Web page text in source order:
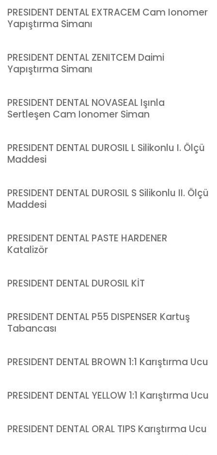
PRESIDENT DENTAL EXTRACEM Cam Ionomer
Yapıştırma Simanı
PRESIDENT DENTAL ZENITCEM Daimi
Yapıştırma Simanı
PRESIDENT DENTAL NOVASEAL Işınla
Sertleşen Cam Ionomer Siman
PRESIDENT DENTAL DUROSIL L Silikonlu I. Ölçü
Maddesi
PRESIDENT DENTAL DUROSIL S Silikonlu II. Ölçü
Maddesi
PRESIDENT DENTAL PASTE HARDENER
Katalizör
PRESIDENT DENTAL DUROSIL KİT
PRESIDENT DENTAL P55 DISPENSER Kartuş
Tabancası
PRESIDENT DENTAL BROWN 1:1 Karıştırma Ucu
PRESIDENT DENTAL YELLOW 1:1 Karıştırma Ucu
PRESIDENT DENTAL ORAL TIPS Karıştırma Ucu